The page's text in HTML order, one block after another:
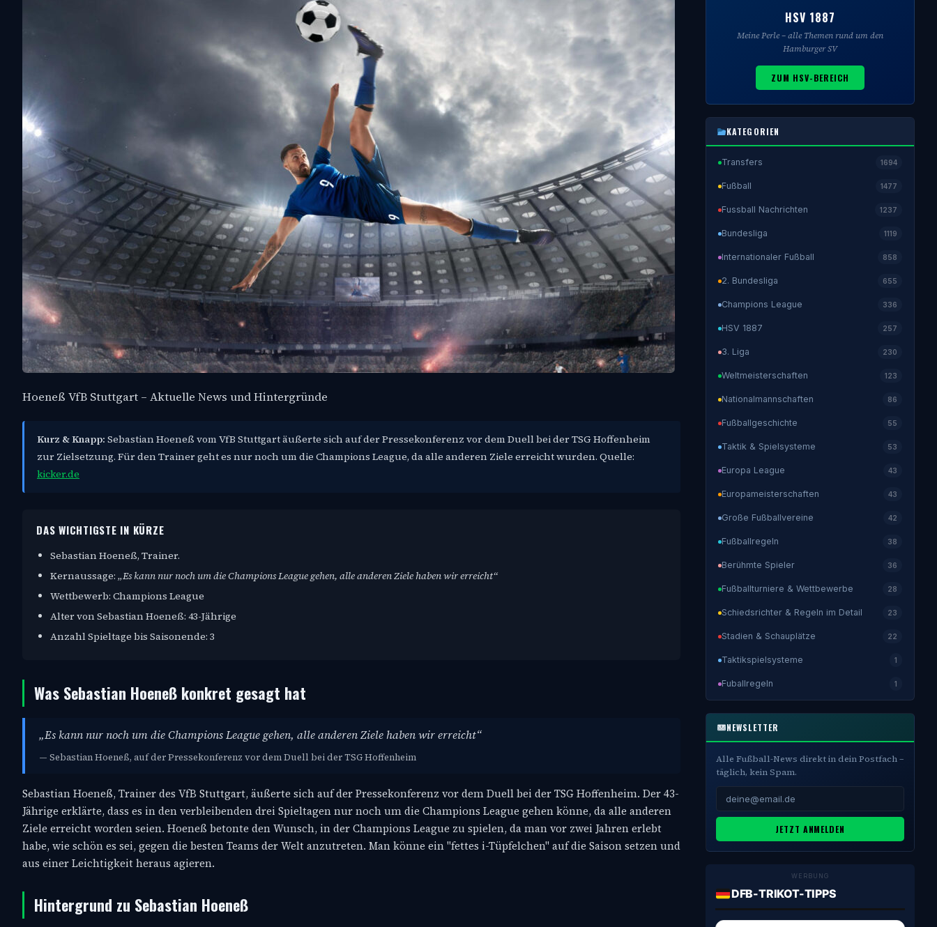
Hoeneß VfB Stuttgart – Aktuelle News und Hintergründe
Kurz & Knapp: Sebastian Hoeneß vom VfB Stuttgart äußerte sich auf der Pressekonferenz vor dem Duell bei der TSG Hoffenheim
zur Zielsetzung. Für den Trainer geht es nur noch um die Champions League, da alle anderen Ziele erreicht wurden. Quelle:
kicker.de
DAS WICHTIGSTE IN KÜRZE
Sebastian Hoeneß, Trainer.
Kernaussage: „Es kann nur noch um die Champions League gehen, alle anderen Ziele haben wir erreicht“
Wettbewerb: Champions League
Alter von Sebastian Hoeneß: 43-Jährige
Anzahl Spieltage bis Saisonende: 3
Was Sebastian Hoeneß konkret gesagt hat
„Es kann nur noch um die Champions League gehen, alle anderen Ziele haben wir erreicht“
— Sebastian Hoeneß, auf der Pressekonferenz vor dem Duell bei der TSG Hoffenheim
Sebastian Hoeneß, Trainer des VfB Stuttgart, äußerte sich auf der Pressekonferenz vor dem Duell bei der TSG Hoffenheim. Der 43-
Jährige erklärte, dass es in den verbleibenden drei Spieltagen nur noch um die Champions League gehen könne, da alle anderen
Ziele erreicht worden seien. Hoeneß betonte den Wunsch, in der Champions League zu spielen, da man vor zwei Jahren erlebt
habe, wie schön es sei, gegen die besten Teams der Welt anzutreten. Man könne ein "fettes i-Tüpfelchen" auf die Saison setzen und
aus einer Leichtigkeit heraus agieren.
Hintergrund zu Sebastian Hoeneß
HSV 1887
Meine Perle – alle Themen rund um den
Hamburger SV
ZUM HSV-BEREICH
KATEGORIEN
Transfers 1694
Fußball 1477
Fussball Nachrichten 1237
Bundesliga 1119
Internationaler Fußball 858
2. Bundesliga 655
Champions League 336
HSV 1887 257
3. Liga 230
Weltmeisterschaften 123
Nationalmannschaften 86
Fußballgeschichte 55
Taktik & Spielsysteme 53
Europa League 43
Europameisterschaften 43
Große Fußballvereine 42
Fußballregeln 38
Berühmte Spieler 36
Fußballturniere & Wettbewerbe 28
Schiedsrichter & Regeln im Detail 23
Stadien & Schauplätze 22
Taktikspielsysteme 1
Fuballregeln 1
NEWSLETTER
Alle Fußball-News direkt in dein Postfach –
täglich, kein Spam.
JETZT ANMELDEN
WERBUNG
DFB-TRIKOT-TIPPS